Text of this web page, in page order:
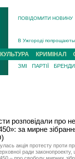
ПОВІДОМИТИ НОВИНУ
В Ужгороді
В Ужгороді 5 серпня
Підтвердили загибель
На війні з рф поліг
КУЛЬТУРА КРИМІНАЛ
ЗМІ ПАРТІЇ БРЕНДИ
розповідали про
за мирне
акція протесту проти
ради законопроекту,